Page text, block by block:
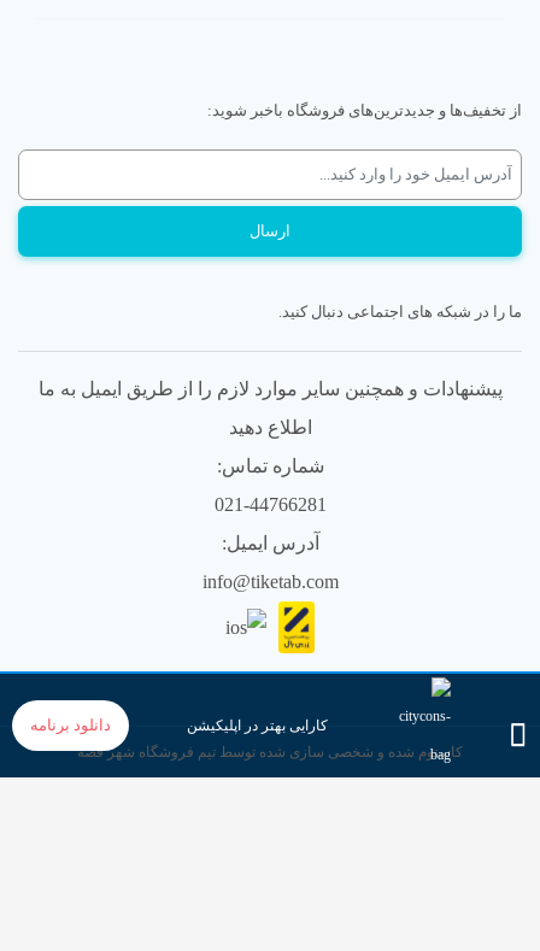
از تخفیف‌ها و جدیدترین‌های فروشگاه باخبر شوید:
ما را در شبکه های اجتماعی دنبال کنید.
پیشنهادات و همچنین سایر موارد لازم را از طریق ایمیل به ما
اطلاع دهید
شماره تماس:
021-44766281
آدرس ایمیل:
info@tiketab.com
کاستوم شده و شخصی سازی شده توسط تیم فروشگاه شهر قصه
کارایی بهتر در اپلیکیشن دانلود برنامه